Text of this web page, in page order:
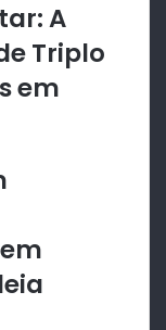
A
Triplo
em